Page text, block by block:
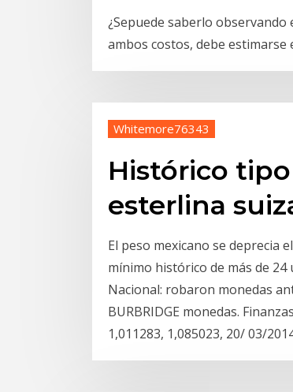
¿Sepuede saberlo observando
ambos costos, debe estimarse
Whitemore76343
Histórico
esterlina
El peso mexicano se deprecia
mínimo histórico de más de
Nacional: robaron monedas
BURBRIDGE monedas.
1,011283, 1,085023, 20/ 03/